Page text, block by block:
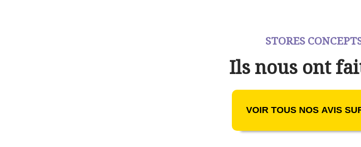
STORES
Ils nous ont
VOIR TOUS NOS AVIS